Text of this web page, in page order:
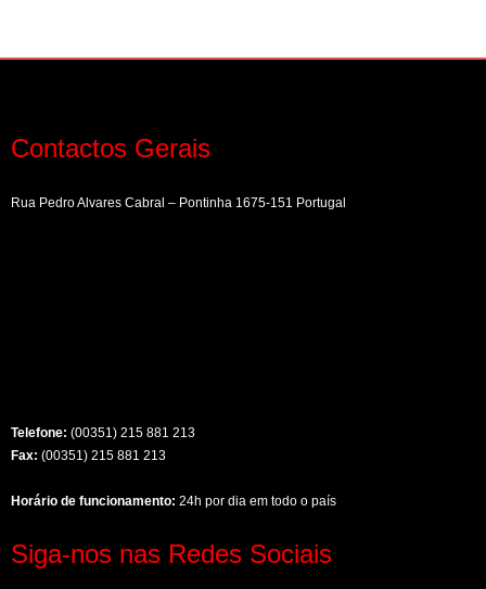
artigos
Contactos Gerais
Rua Pedro Alvares Cabral – Pontinha 1675-151 Portugal
Telefone: (00351) 215 881 213
Fax: (00351) 215 881 213
Horário de funcionamento: 24h por dia em todo o país
Siga-nos nas Redes Sociais